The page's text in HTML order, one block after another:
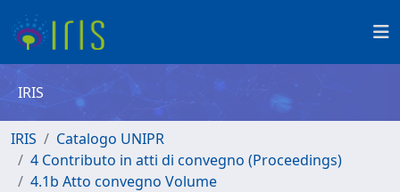
IRIS
IRIS
Catalogo UNIPR
4 Contributo in atti di convegno (Proceedings)
4.1b Atto convegno Volume